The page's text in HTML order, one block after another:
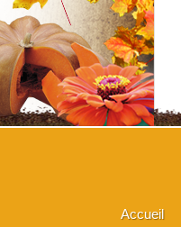
Accueil